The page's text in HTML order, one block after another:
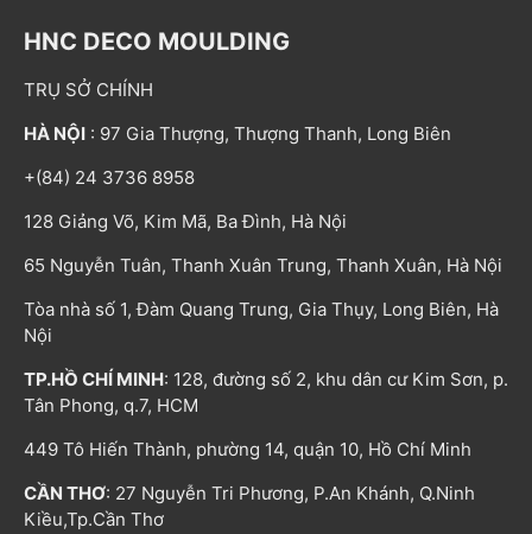
HNC DECO MOULDING
TRỤ SỞ CHÍNH
HÀ NỘI : 97 Gia Thượng, Thượng Thanh, Long Biên
+(84) 24 3736 8958
128 Giảng Võ, Kim Mã, Ba Đình, Hà Nội
65 Nguyễn Tuân, Thanh Xuân Trung, Thanh Xuân, Hà Nội
Tòa nhà số 1, Đàm Quang Trung, Gia Thụy, Long Biên, Hà
Nội
TP.HỒ CHÍ MINH: 128, đường số 2, khu dân cư Kim Sơn, p.
Tân Phong, q.7, HCM
449 Tô Hiến Thành, phường 14, quận 10, Hồ Chí Minh
CẦN THƠ: 27 Nguyễn Tri Phương, P.An Khánh, Q.Ninh
Kiều,Tp.Cần Thơ